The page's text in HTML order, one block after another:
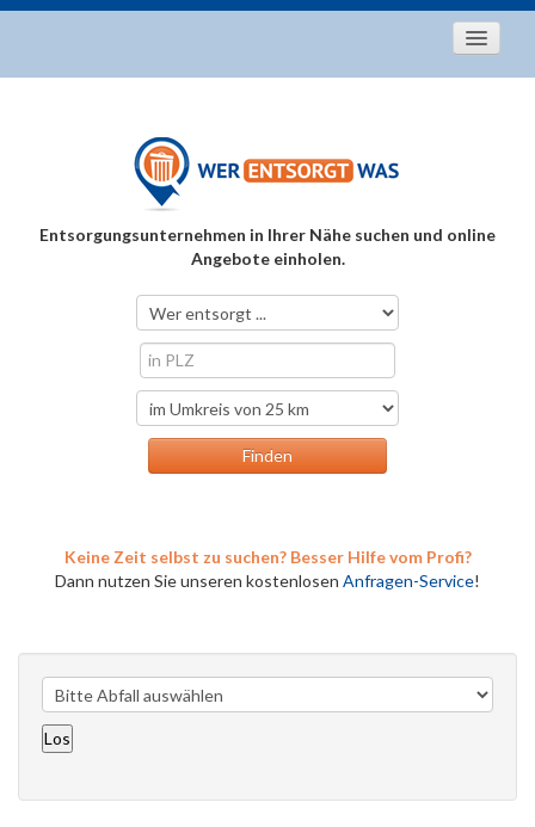
Entsorgungstipps
Über uns
Entsorgungsunternehmen in Ihrer Nähe suchen und online
Angebote einholen.
Keine Zeit selbst zu suchen? Besser Hilfe vom Profi?
Dann nutzen Sie unseren kostenlosen Anfragen-Service!